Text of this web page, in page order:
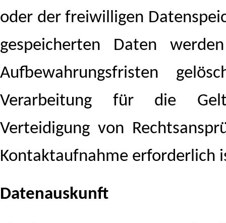
oder der freiwilligen
gespeicherten Daten
Aufbewahrungsfristen
Verarbeitung für die
Verteidigung von
Kontaktaufnahme erforderlich
Datenauskunft